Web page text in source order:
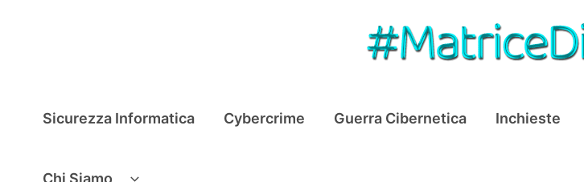
Sicurezza Informatica Cybercrime Guerra Cibernetica Inchieste
Chi Siamo